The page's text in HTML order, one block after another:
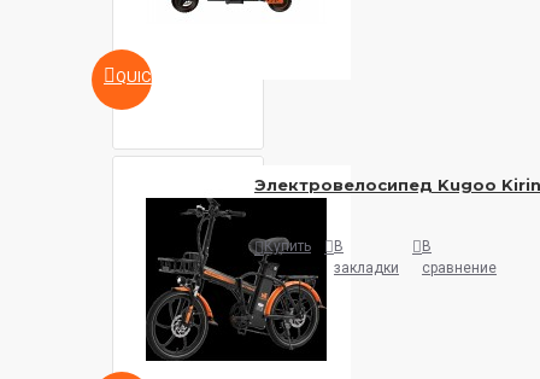
QUICKVIEW
Электровелосипед Kugoo Kirin
Купить
В
закладки
В
сравнение